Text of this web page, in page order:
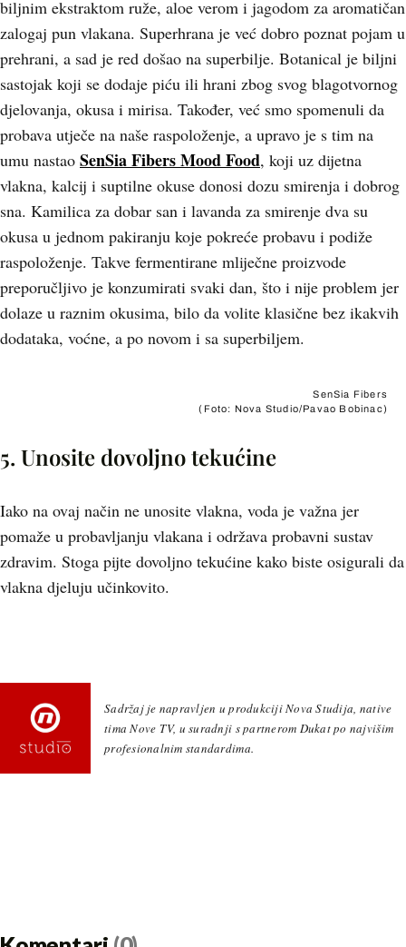
biljnim ekstraktom ruže, aloe verom i jagodom za aromatičan
zalogaj pun vlakana. Superhrana je već dobro poznat pojam u
prehrani, a sad je red došao na superbilje. Botanical je biljni
sastojak koji se dodaje piću ili hrani zbog svog blagotvornog
djelovanja, okusa i mirisa. Također, već smo spomenuli da
probava utječe na naše raspoloženje, a upravo je s tim na
umu nastao SenSia Fibers Mood Food, koji uz dijetna
vlakna, kalcij i suptilne okuse donosi dozu smirenja i dobrog
sna. Kamilica za dobar san i lavanda za smirenje dva su
okusa u jednom pakiranju koje pokreće probavu i podiže
raspoloženje. Takve fermentirane mliječne proizvode
preporučljivo je konzumirati svaki dan, što i nije problem jer
dolaze u raznim okusima, bilo da volite klasične bez ikakvih
dodataka, voćne, a po novom i sa superbiljem.
SenSia Fibers
(Foto: Nova Studio/Pavao Bobinac)
5. Unosite dovoljno tekućine
Iako na ovaj način ne unosite vlakna, voda je važna jer
pomaže u probavljanju vlakana i održava probavni sustav
zdravim. Stoga pijte dovoljno tekućine kako biste osigurali da
vlakna djeluju učinkovito.
Sadržaj je napravljen u produkciji Nova Studija, native
tima Nove TV, u suradnji s partnerom Dukat po najvišim
profesionalnim standardima.